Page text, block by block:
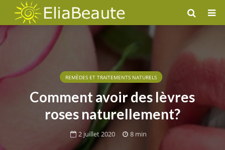
REMÈDES ET TRAITEMENTS NATURELS
Comment avoir des lèvres
roses naturellement?
2 juillet 2020 8 min